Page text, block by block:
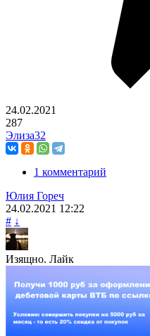
24.02.2021
287
Элиза32
1 комментарий
Юлия Гореч
24.02.2021 12:22
# ↓
Изящно. Лайк